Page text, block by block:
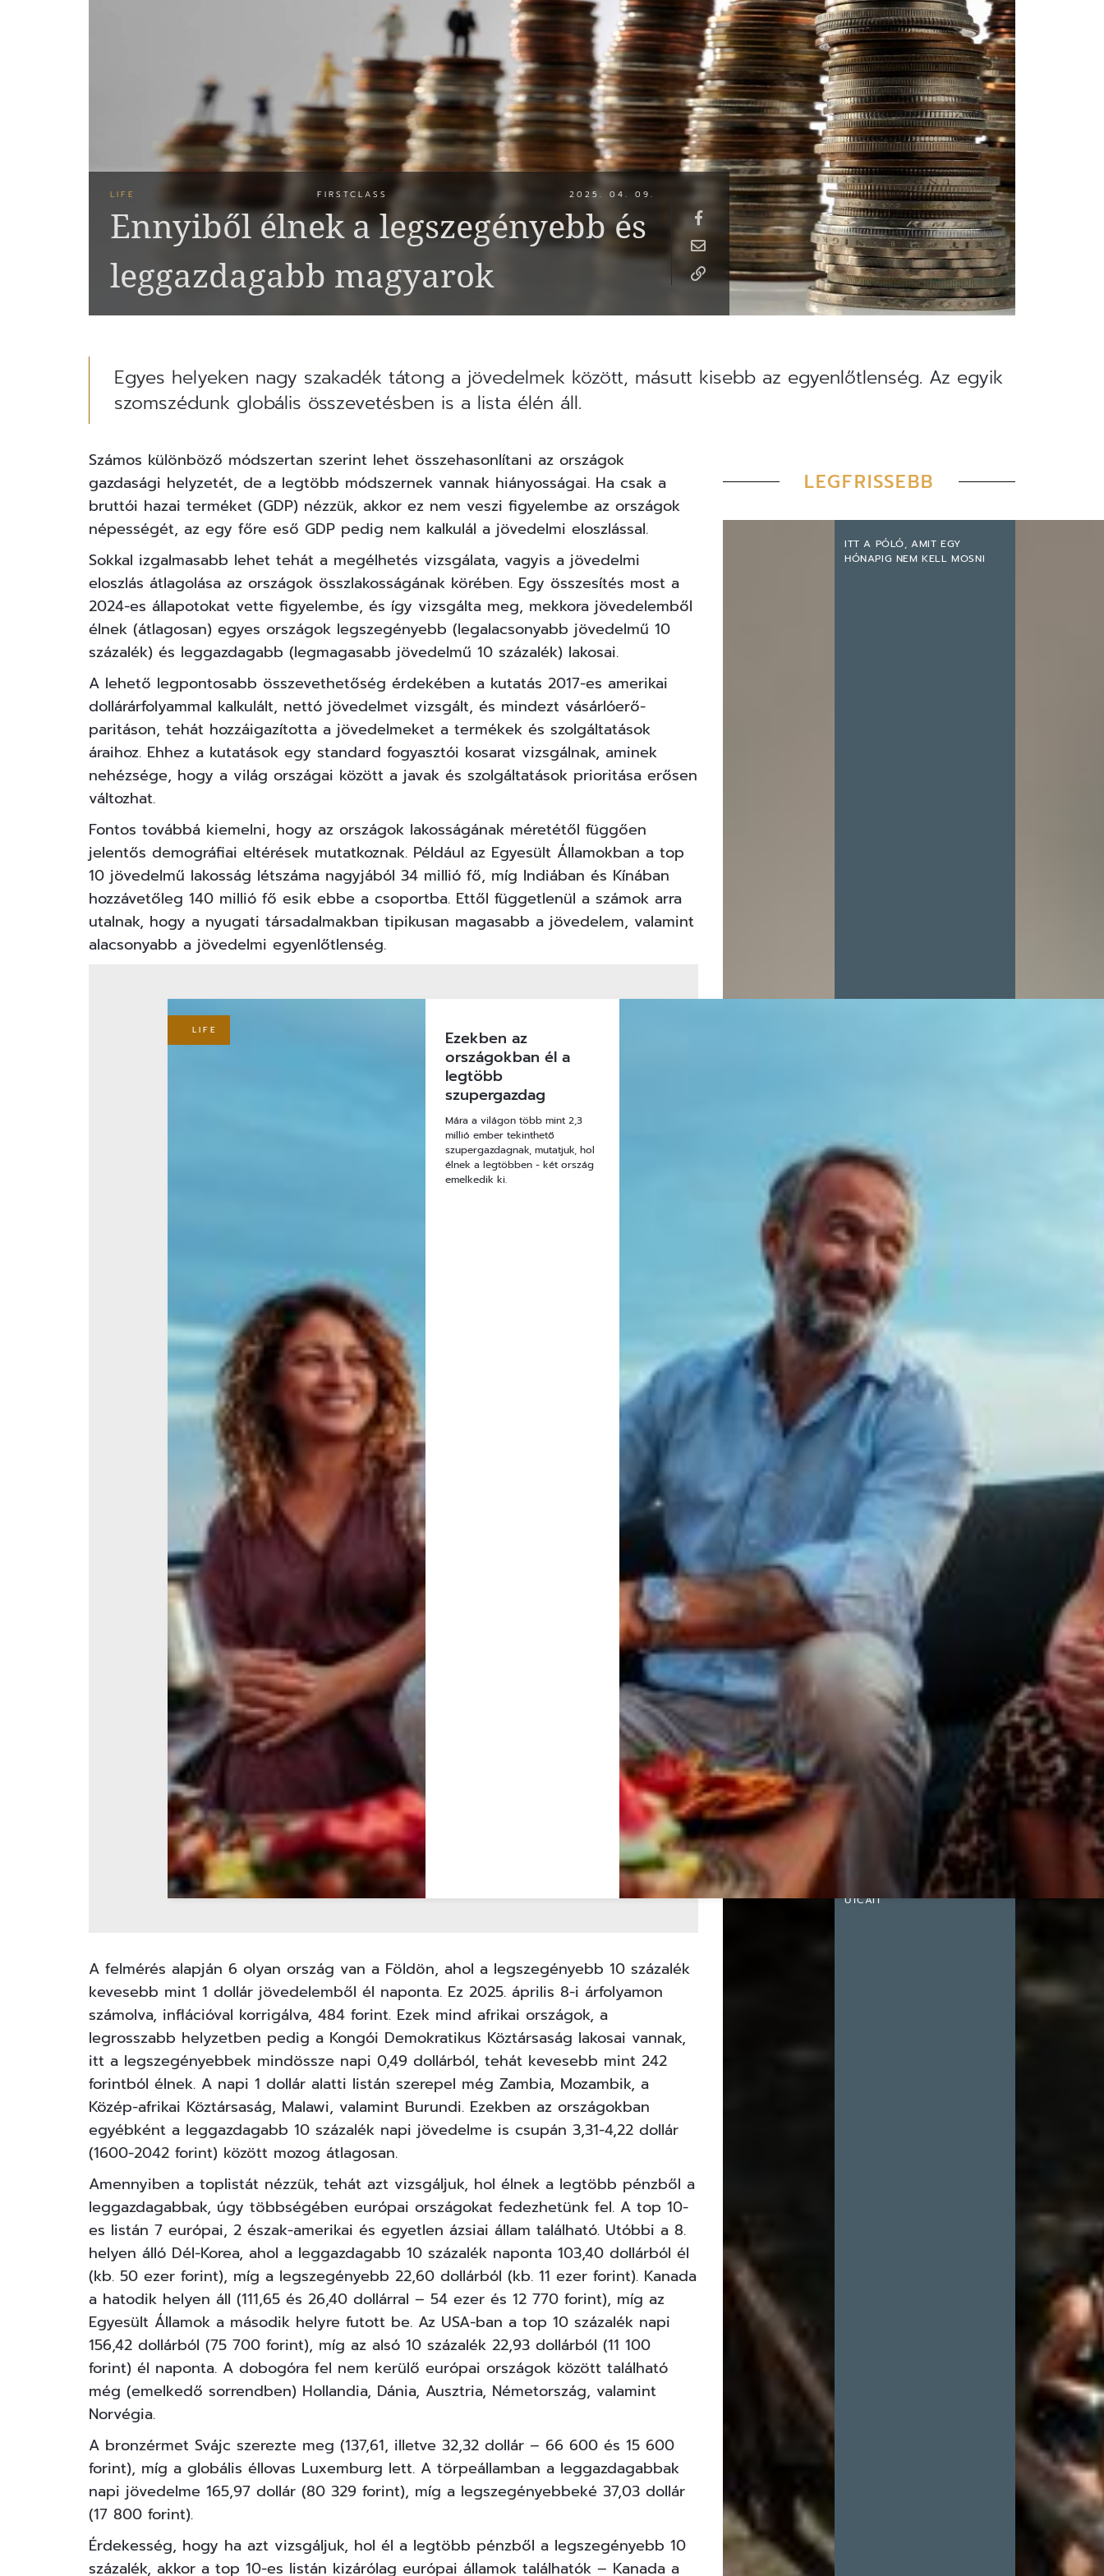
LIFE FIRSTCLASS 2025. 04. 09.
Ennyiből élnek a legszegényebb és
leggazdagabb magyarok
Egyes helyeken nagy szakadék tátong a jövedelmek között, másutt kisebb az egyenlőtlenség. Az egyik
szomszédunk globális összevetésben is a lista élén áll.
Számos különböző módszertan szerint lehet összehasonlítani az országok
gazdasági helyzetét, de a legtöbb módszernek vannak hiányosságai. Ha csak a
bruttói hazai terméket (GDP) nézzük, akkor ez nem veszi figyelembe az országok
népességét, az egy főre eső GDP pedig nem kalkulál a jövedelmi eloszlással.
Sokkal izgalmasabb lehet tehát a megélhetés vizsgálata, vagyis a jövedelmi
eloszlás átlagolása az országok összlakosságának körében. Egy összesítés most a
2024-es állapotokat vette figyelembe, és így vizsgálta meg, mekkora jövedelemből
élnek (átlagosan) egyes országok legszegényebb (legalacsonyabb jövedelmű 10
százalék) és leggazdagabb (legmagasabb jövedelmű 10 százalék) lakosai.
A lehető legpontosabb összevethetőség érdekében a kutatás 2017-es amerikai
dollárárfolyammal kalkulált, nettó jövedelmet vizsgált, és mindezt vásárlóerő-
paritáson, tehát hozzáigazította a jövedelmeket a termékek és szolgáltatások
áraihoz. Ehhez a kutatások egy standard fogyasztói kosarat vizsgálnak, aminek
nehézsége, hogy a világ országai között a javak és szolgáltatások prioritása erősen
változhat.
Fontos továbbá kiemelni, hogy az országok lakosságának méretétől függően
jelentős demográfiai eltérések mutatkoznak. Például az Egyesült Államokban a top
10 jövedelmű lakosság létszáma nagyjából 34 millió fő, míg Indiában és Kínában
hozzávetőleg 140 millió fő esik ebbe a csoportba. Ettől függetlenül a számok arra
utalnak, hogy a nyugati társadalmakban tipikusan magasabb a jövedelem, valamint
alacsonyabb a jövedelmi egyenlőtlenség.
LIFE
Ezekben az
országokban él a
legtöbb
szupergazdag
Mára a világon több mint 2,3
millió ember tekinthető
szupergazdagnak, mutatjuk, hol
élnek a legtöbben - két ország
emelkedik ki.
A felmérés alapján 6 olyan ország van a Földön, ahol a legszegényebb 10 százalék
kevesebb mint 1 dollár jövedelemből él naponta. Ez 2025. április 8-i árfolyamon
számolva, inflációval korrigálva, 484 forint. Ezek mind afrikai országok, a
legrosszabb helyzetben pedig a Kongói Demokratikus Köztársaság lakosai vannak,
itt a legszegényebbek mindössze napi 0,49 dollárból, tehát kevesebb mint 242
forintból élnek. A napi 1 dollár alatti listán szerepel még Zambia, Mozambik, a
Közép-afrikai Köztársaság, Malawi, valamint Burundi. Ezekben az országokban
egyébként a leggazdagabb 10 százalék napi jövedelme is csupán 3,31-4,22 dollár
(1600-2042 forint) között mozog átlagosan.
Amennyiben a toplistát nézzük, tehát azt vizsgáljuk, hol élnek a legtöbb pénzből a
leggazdagabbak, úgy többségében európai országokat fedezhetünk fel. A top 10-
es listán 7 európai, 2 észak-amerikai és egyetlen ázsiai állam található. Utóbbi a 8.
helyen álló Dél-Korea, ahol a leggazdagabb 10 százalék naponta 103,40 dollárból él
(kb. 50 ezer forint), míg a legszegényebb 22,60 dollárból (kb. 11 ezer forint). Kanada
a hatodik helyen áll (111,65 és 26,40 dollárral – 54 ezer és 12 770 forint), míg az
Egyesült Államok a második helyre futott be. Az USA-ban a top 10 százalék napi
156,42 dollárból (75 700 forint), míg az alsó 10 százalék 22,93 dollárból (11 100
forint) él naponta. A dobogóra fel nem kerülő európai országok között található
még (emelkedő sorrendben) Hollandia, Dánia, Ausztria, Németország, valamint
Norvégia.
A bronzérmet Svájc szerezte meg (137,61, illetve 32,32 dollár – 66 600 és 15 600
forint), míg a globális éllovas Luxemburg lett. A törpeállamban a leggazdagabbak
napi jövedelme 165,97 dollár (80 329 forint), míg a legszegényebbeké 37,03 dollár
(17 800 forint).
Érdekesség, hogy ha azt vizsgáljuk, hol él a legtöbb pénzből a legszegényebb 10
százalék, akkor a top 10-es listán kizárólag európai államok találhatók – Kanada a
LEGFRISSEBB
ITT A PÓLÓ, AMIT EGY
HÓNAPIG NEM KELL MOSNI
HŰSÍTŐ FOLYÓVÁ
VÁLTOZTATJÁK EGY KISVÁROS
UTCÁIT